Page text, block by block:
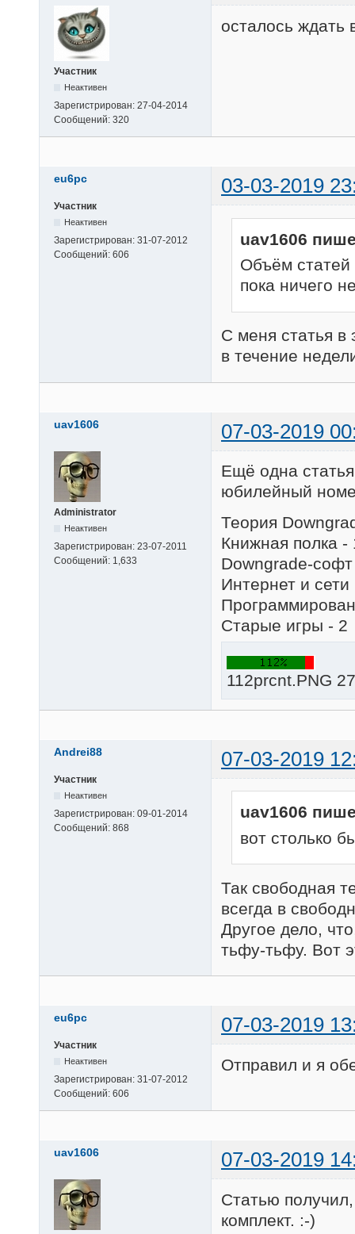
Участник
Неактивен
Зарегистрирован: 27-04-2014
Сообщений: 320
осталось
eu6pc 03-03-2019
Участник
Неактивен
Зарегистрирован: 31-07-2012
Сообщений: 606
uav1606
Объём
пока ничего
С меня статья в
в течение
uav1606 07-03-2019
Administrator
Неактивен
Зарегистрирован: 23-07-2011
Сообщений: 1,633
Ещё одна
юбилейный
Теория
Книжная полка -
Downgrade-
Интернет и
Старые игры - 2
112prcnt.PNG
Andrei88 07-03-2019
Участник
Неактивен
Зарегистрирован: 09-01-2014
Сообщений: 868
uav1606
вот столько
Так свободная
всегда в
Другое дело,
тьфу-тьфу. Вот
eu6pc 07-03-2019
Участник
Неактивен
Зарегистрирован: 31-07-2012
Сообщений: 606
Отправил и я
uav1606 07-03-2019
Статью
комплект. :-)